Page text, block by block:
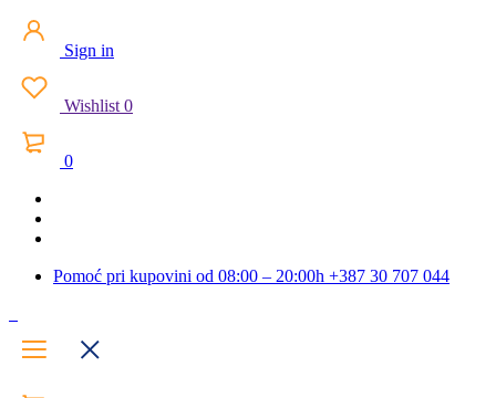
Sign in
Wishlist 0
0
Pomoć pri kupovini od 08:00 – 20:00h +387 30 707 044